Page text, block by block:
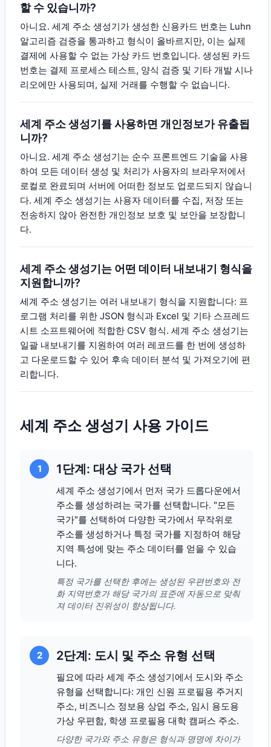
할 수 있습니까?
아니요. 세계 주소 생성기가 생성한 신용카드 번호는 Luhn
알고리즘 검증을 통과하고 형식이 올바르지만, 이는 실제
결제에 사용할 수 없는 가상 카드 번호입니다. 생성된 카드
번호는 결제 프로세스 테스트, 양식 검증 및 기타 개발 시나
리오에만 사용되며, 실제 거래를 수행할 수 없습니다.
세계 주소 생성기를 사용하면 개인정보가 유출됩
니까?
아니요. 세계 주소 생성기는 순수 프론트엔드 기술을 사용
하여 모든 데이터 생성 및 처리가 사용자의 브라우저에서
로컬로 완료되며 서버에 어떠한 정보도 업로드되지 않습니
다. 세계 주소 생성기는 사용자 데이터를 수집, 저장 또는
전송하지 않아 완전한 개인정보 보호 및 보안을 보장합니
다.
세계 주소 생성기는 어떤 데이터 내보내기 형식을
지원합니까?
세계 주소 생성기는 여러 내보내기 형식을 지원합니다: 프
로그램 처리를 위한 JSON 형식과 Excel 및 기타 스프레드
시트 소프트웨어에 적합한 CSV 형식. 세계 주소 생성기는
일괄 내보내기를 지원하여 여러 레코드를 한 번에 생성하
고 다운로드할 수 있어 후속 데이터 분석 및 가져오기에 편
리합니다.
세계 주소 생성기 사용 가이드
1 1단계: 대상 국가 선택
세계 주소 생성기에서 먼저 국가 드롭다운에서
주소를 생성하려는 국가를 선택합니다. "모든
국가"를 선택하여 다양한 국가에서 무작위로
주소를 생성하거나 특정 국가를 지정하여 해당
지역 특성에 맞는 주소 데이터를 얻을 수 있습
니다.
특정 국가를 선택한 후에는 생성된 우편번호와 전
화 지역번호가 해당 국가의 표준에 자동으로 맞춰
져 데이터 진위성이 향상됩니다.
2 2단계: 도시 및 주소 유형 선택
필요에 따라 세계 주소 생성기에서 도시와 주소
유형을 선택합니다: 개인 신원 프로필용 주거지
주소, 비즈니스 정보용 상업 주소, 임시 용도용
가상 우편함, 학생 프로필용 대학 캠퍼스 주소.
다양한 국가와 주소 유형은 형식과 명명에 차이가